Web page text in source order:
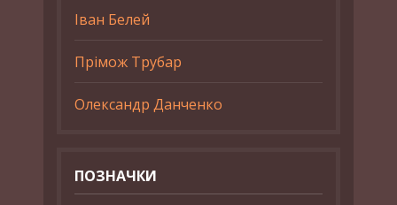
Іван Белей
Прімож Трубар
Олександр Данченко
ПОЗНАЧКИ